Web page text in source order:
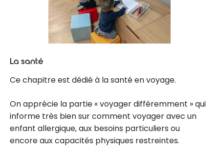
La santé
Ce chapitre est dédié à la santé en voyage.
On apprécie la partie « voyager différemment » qui
informe très bien sur comment voyager avec un
enfant allergique, aux besoins particuliers ou
encore aux capacités physiques restreintes.